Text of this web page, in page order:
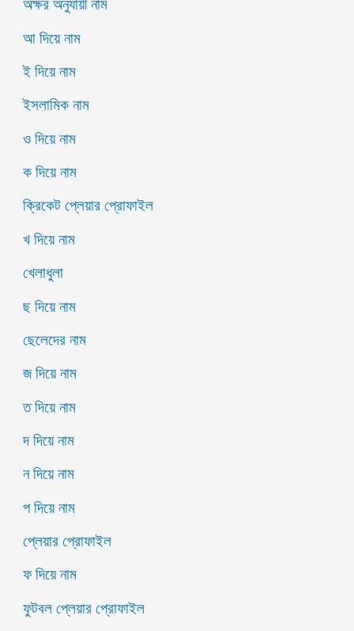
অক্ষর অনুযায়ী নাম
আ দিয়ে নাম
ই দিয়ে নাম
ইসলামিক নাম
ও দিয়ে নাম
ক দিয়ে নাম
ক্রিকেট প্লেয়ার প্রোফাইল
খ দিয়ে নাম
খেলাধুলা
ছ দিয়ে নাম
ছেলেদের নাম
জ দিয়ে নাম
ত দিয়ে নাম
দ দিয়ে নাম
ন দিয়ে নাম
প দিয়ে নাম
প্লেয়ার প্রোফাইল
ফ দিয়ে নাম
ফুটবল প্লেয়ার প্রোফাইল